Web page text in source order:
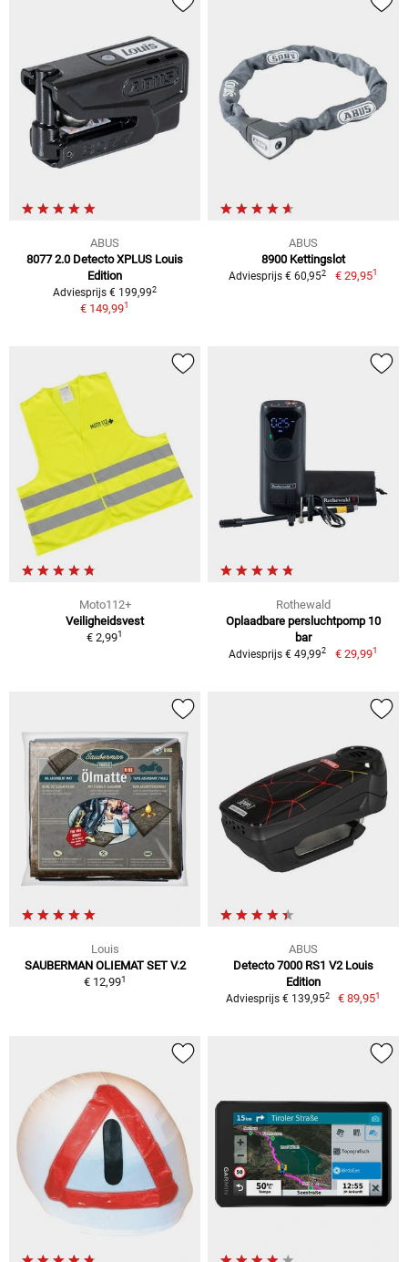
ABUS
8077 2.0 Detecto XPLUS Louis
Edition
Adviesprijs € 199,992
€ 149,991
ABUS
8900 Kettingslot
Adviesprijs € 60,952 € 29,951
Moto112+
Veiligheidsvest
€ 2,991
Rothewald
Oplaadbare persluchtpomp 10
bar
Adviesprijs € 49,992 € 29,991
Louis
SAUBERMAN OLIEMAT SET V.2
€ 12,991
ABUS
Detecto 7000 RS1 V2 Louis
Edition
Adviesprijs € 139,952 € 89,951